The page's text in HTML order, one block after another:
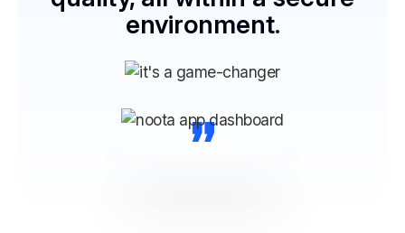
environment.
“